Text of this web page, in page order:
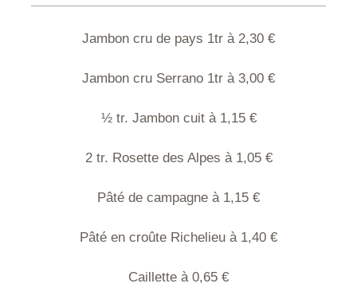
Jambon cru de pays 1tr à 2,30 €
Jambon cru Serrano 1tr à 3,00 €
½ tr. Jambon cuit à 1,15 €
2 tr. Rosette des Alpes à 1,05 €
Pâté de campagne à 1,15 €
Pâté en croûte Richelieu à 1,40 €
Caillette à 0,65 €